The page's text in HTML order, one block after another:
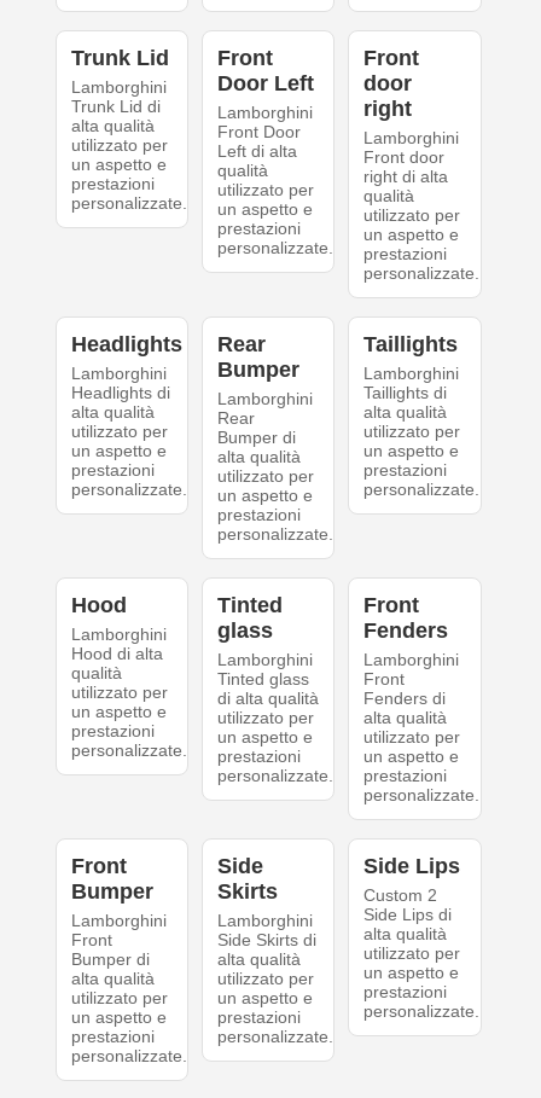
Trunk Lid
Lamborghini
Trunk Lid di
alta qualità
utilizzato per
un aspetto e
prestazioni
personalizzate.
Front
Door Left
Lamborghini
Front Door
Left di alta
qualità
utilizzato per
un aspetto e
prestazioni
personalizzate.
Front
door
right
Lamborghini
Front door
right di alta
qualità
utilizzato per
un aspetto e
prestazioni
personalizzate.
Headlights
Lamborghini
Headlights di
alta qualità
utilizzato per
un aspetto e
prestazioni
personalizzate.
Rear
Bumper
Lamborghini
Rear
Bumper di
alta qualità
utilizzato per
un aspetto e
prestazioni
personalizzate.
Taillights
Lamborghini
Taillights di
alta qualità
utilizzato per
un aspetto e
prestazioni
personalizzate.
Hood
Lamborghini
Hood di alta
qualità
utilizzato per
un aspetto e
prestazioni
personalizzate.
Tinted
glass
Lamborghini
Tinted glass
di alta qualità
utilizzato per
un aspetto e
prestazioni
personalizzate.
Front
Fenders
Lamborghini
Front
Fenders di
alta qualità
utilizzato per
un aspetto e
prestazioni
personalizzate.
Front
Bumper
Lamborghini
Front
Bumper di
alta qualità
utilizzato per
un aspetto e
prestazioni
personalizzate.
Side
Skirts
Lamborghini
Side Skirts di
alta qualità
utilizzato per
un aspetto e
prestazioni
personalizzate.
Side Lips
Custom 2
Side Lips di
alta qualità
utilizzato per
un aspetto e
prestazioni
personalizzate.